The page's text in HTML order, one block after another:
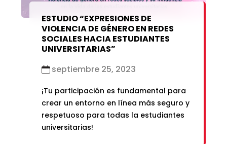
ESTUDIO “EXPRESIONES DE
VIOLENCIA DE GÉNERO EN REDES
SOCIALES HACIA ESTUDIANTES
UNIVERSITARIAS”
septiembre 25, 2023
¡Tu participación es fundamental para
crear un entorno en línea más seguro y
respetuoso para todas la estudiantes
universitarias!